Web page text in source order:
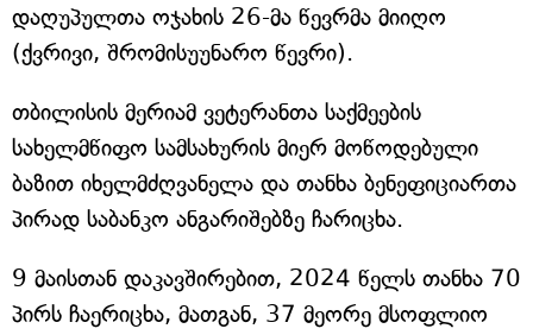
დაღუპულთა ოჯახის 26-მა წევრმა მიიღო
(ქვრივი, შრომისუუნარო წევრი).
თბილისის მერიამ ვეტერანთა საქმეების
სახელმწიფო სამსახურის მიერ მოწოდებული
ბაზით იხელმძღვანელა და თანხა ბენეფიციართა
პირად საბანკო ანგარიშებზე ჩარიცხა.
9 მაისთან დაკავშირებით, 2024 წელს თანხა 70
პირს ჩაერიცხა, მათგან, 37 მეორე მსოფლიო